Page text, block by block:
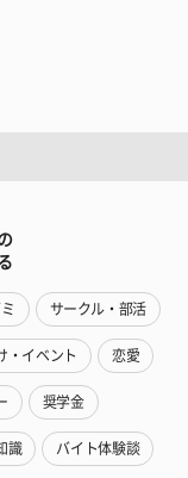
サークル・部活
・イベント 恋愛
奨学金
識 バイト体験談